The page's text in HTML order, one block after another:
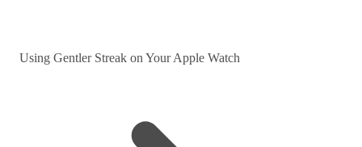
Using Gentler Streak on Your Apple Watch